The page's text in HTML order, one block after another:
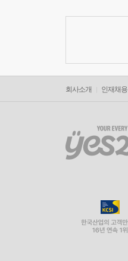
회사소개 인재채용